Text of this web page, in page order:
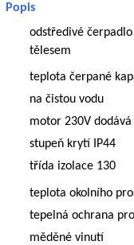
Popis
odstředivé
tělesem
teplota čerpané
na čistou vodu
motor 230V dodává
stupeň krytí IP44
třída izolace 130
teplota okolního
tepelná ochrana
měděné vinutí